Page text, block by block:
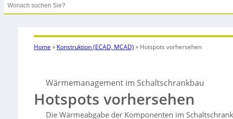
Search
Home » Konstruktion (ECAD, MCAD) » Hotspots vorhersehen
Wärmemanagement im Schaltschrankbau
Hotspots vorhersehen
Die Wärmeabgabe der Komponenten im